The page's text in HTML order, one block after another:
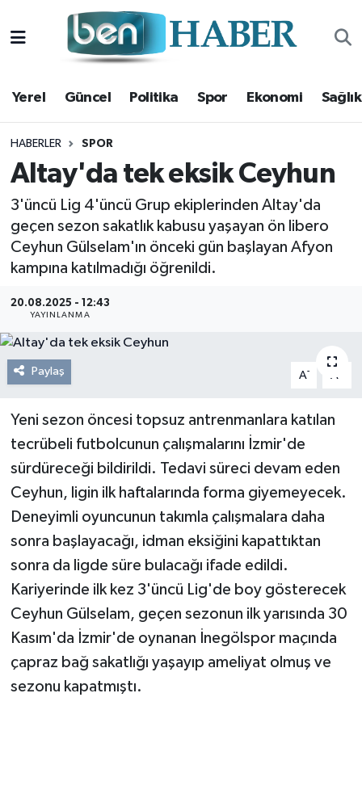
Yerel Güncel Politika Spor Ekonomi Sağlık
HABERLER SPOR
Altay'da tek eksik Ceyhun
3'üncü Lig 4'üncü Grup ekiplerinden Altay'da
geçen sezon sakatlık kabusu yaşayan ön libero
Ceyhun Gülselam'ın önceki gün başlayan Afyon
kampına katılmadığı öğrenildi.
20.08.2025 - 12:43
YAYINLANMA
Paylaş A- A
Yeni sezon öncesi topsuz antrenmanlara katılan
tecrübeli futbolcunun çalışmalarını İzmir'de
sürdüreceği bildirildi. Tedavi süreci devam eden
Ceyhun, ligin ilk haftalarında forma giyemeyecek.
Deneyimli oyuncunun takımla çalışmalara daha
sonra başlayacağı, idman eksiğini kapattıktan
sonra da ligde süre bulacağı ifade edildi.
Kariyerinde ilk kez 3'üncü Lig'de boy gösterecek
Ceyhun Gülselam, geçen sezonun ilk yarısında 30
Kasım'da İzmir'de oynanan İnegölspor maçında
çapraz bağ sakatlığı yaşayıp ameliyat olmuş ve
sezonu kapatmıştı.
Yerel
Güncel
Politika
Spor
Ekonomi
Sağlık
Magazin
Kültür Sanat
Hava Durumu
Trafik Durumu
Süper Lig Puan Durumu ve Fikstür
Tüm Manşetler
Son Dakika Haberleri
Haber Arşivi